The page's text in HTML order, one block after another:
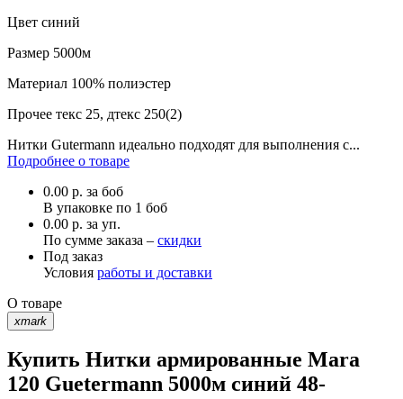
Цвет синий
Размер 5000м
Материал 100% полиэстер
Прочее текс 25, дтекс 250(2)
Нитки Gutermann идеально подходят для выполнения с...
Подробнее о товаре
0.00 р. за боб
В упаковке по 1 боб
0.00 р. за уп.
По сумме заказа – скидки
Под заказ
Условия работы и доставки
О товаре
xmark
Купить Нитки армированные Mara
120 Guetermann 5000м синий 48-